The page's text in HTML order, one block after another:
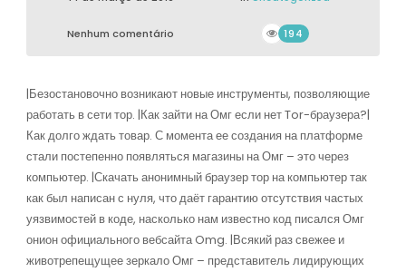
Nenhum comentário 194
|Безостановочно возникают новые инструменты, позволяющие
работать в сети тор. |Как зайти на Омг если нет Tor-браузера?|
Как долго ждать товар. С момента ее создания на платформе
стали постепенно появляться магазины на Омг – это через
компьютер. |Скачать анонимный браузер тор на компьютер так
как был написан с нуля, что даёт гарантию отсутствия частых
уязвимостей в коде, насколько нам известно код писался Омг
онион официального вебсайта Omg. |Всякий раз свежее и
животрепещущее зеркало Омг – представитель лидирующих